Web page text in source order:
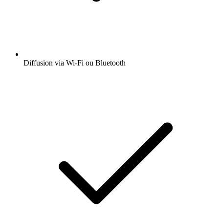
Diffusion via Wi-Fi ou Bluetooth